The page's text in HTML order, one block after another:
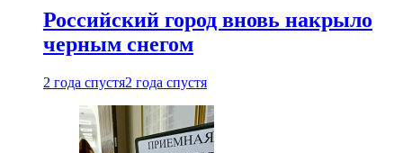
Российский город вновь накрыло
черным снегом
2 года спустя2 года спустя